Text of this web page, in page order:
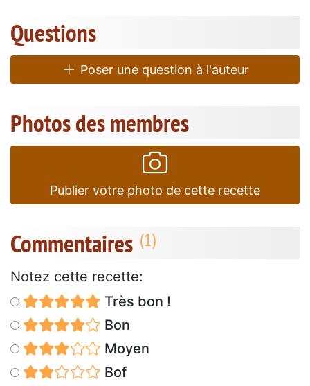
Questions
Poser une question à l'auteur
Photos des membres
Publier votre photo de cette recette
Commentaires
Notez cette recette:
Très bon !
Bon
Moyen
Bof